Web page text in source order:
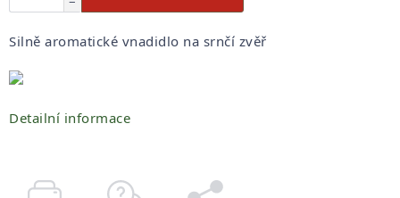
Silně aromatické vnadidlo na srnčí zvěř
Detailní informace